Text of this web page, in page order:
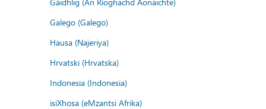
Galego (Galego)
Hausa (Najeriya)
Hrvatski (Hrvatska)
Indonesia (Indonesia)
isiXhosa (eMzantsi Afrika)